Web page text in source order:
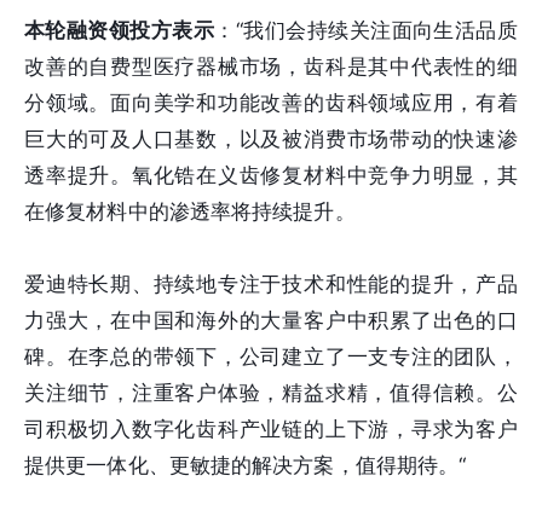
本轮融资领投方表示 ：“我们会持续关注面向生活品质
改善的自费型医疗器械市场，齿科是其中代表性的细
分领域。面向美学和功能改善的齿科领域应用，有着
巨大的可及人口基数，以及被消费市场带动的快速渗
透率提升。氧化锆在义齿修复材料中竞争力明显，其
在修复材料中的渗透率将持续提升。
爱迪特长期、持续地专注于技术和性能的提升，产品
力强大，在中国和海外的大量客户中积累了出色的口
碑。在李总的带领下，公司建立了一支专注的团队，
关注细节，注重客户体验，精益求精，值得信赖。公
司积极切入数字化齿科产业链的上下游，寻求为客户
提供更一体化、更敏捷的解决方案，值得期待。“